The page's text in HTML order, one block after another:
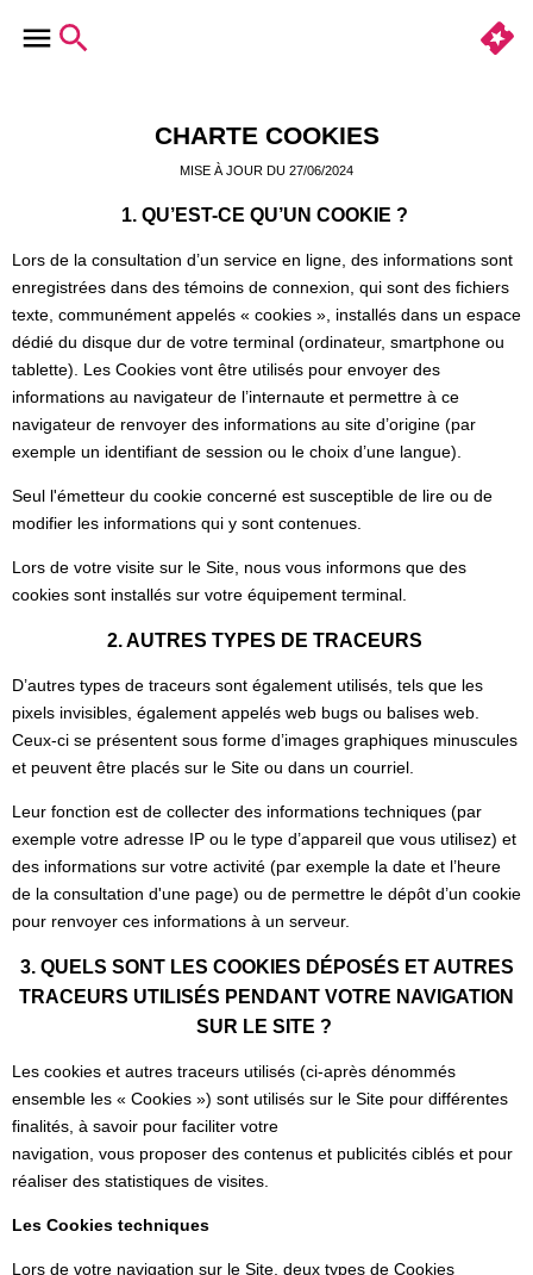
CHARTE COOKIES
MISE À JOUR DU 27/06/2024
1. QU’EST-CE QU’UN COOKIE ?
Lors de la consultation d’un service en ligne, des informations sont
enregistrées dans des témoins de connexion, qui sont des fichiers
texte, communément appelés « cookies », installés dans un espace
dédié du disque dur de votre terminal (ordinateur, smartphone ou
tablette). Les Cookies vont être utilisés pour envoyer des
informations au navigateur de l’internaute et permettre à ce
navigateur de renvoyer des informations au site d’origine (par
exemple un identifiant de session ou le choix d’une langue).
Seul l'émetteur du cookie concerné est susceptible de lire ou de
modifier les informations qui y sont contenues.
Lors de votre visite sur le Site, nous vous informons que des
cookies sont installés sur votre équipement terminal.
2. AUTRES TYPES DE TRACEURS
D’autres types de traceurs sont également utilisés, tels que les
pixels invisibles, également appelés web bugs ou balises web.
Ceux-ci se présentent sous forme d’images graphiques minuscules
et peuvent être placés sur le Site ou dans un courriel.
Leur fonction est de collecter des informations techniques (par
exemple votre adresse IP ou le type d’appareil que vous utilisez) et
des informations sur votre activité (par exemple la date et l’heure
de la consultation d'une page) ou de permettre le dépôt d’un cookie
pour renvoyer ces informations à un serveur.
3. QUELS SONT LES COOKIES DÉPOSÉS ET AUTRES
TRACEURS UTILISÉS PENDANT VOTRE NAVIGATION
SUR LE SITE ?
Les cookies et autres traceurs utilisés (ci-après dénommés
ensemble les « Cookies ») sont utilisés sur le Site pour différentes
finalités, à savoir pour faciliter votre
navigation, vous proposer des contenus et publicités ciblés et pour
réaliser des statistiques de visites.
Les Cookies techniques
Lors de votre navigation sur le Site, deux types de Cookies